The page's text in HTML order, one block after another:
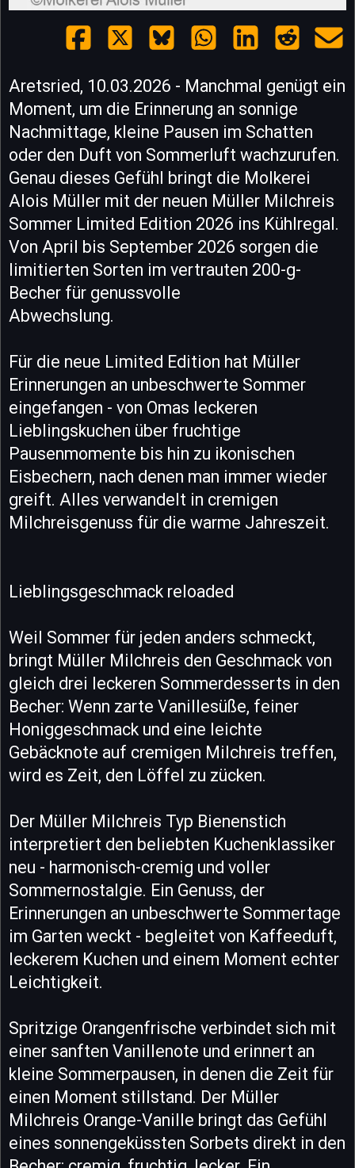
Aretsried, 10.03.2026 - Manchmal genügt ein
Moment, um die Erinnerung an sonnige
Nachmittage, kleine Pausen im Schatten
oder den Duft von Sommerluft wachzurufen.
Genau dieses Gefühl bringt die Molkerei
Alois Müller mit der neuen Müller Milchreis
Sommer Limited Edition 2026 ins Kühlregal.
Von April bis September 2026 sorgen die
limitierten Sorten im vertrauten 200-g-
Becher für genussvolle
Abwechslung.
Für die neue Limited Edition hat Müller
Erinnerungen an unbeschwerte Sommer
eingefangen - von Omas leckeren
Lieblingskuchen über fruchtige
Pausenmomente bis hin zu ikonischen
Eisbechern, nach denen man immer wieder
greift. Alles verwandelt in cremigen
Milchreisgenuss für die warme Jahreszeit.
Lieblingsgeschmack reloaded
Weil Sommer für jeden anders schmeckt,
bringt Müller Milchreis den Geschmack von
gleich drei leckeren Sommerdesserts in den
Becher: Wenn zarte Vanillesüße, feiner
Honiggeschmack und eine leichte
Gebäcknote auf cremigen Milchreis treffen,
wird es Zeit, den Löffel zu zücken.
Der Müller Milchreis Typ Bienenstich
interpretiert den beliebten Kuchenklassiker
neu - harmonisch-cremig und voller
Sommernostalgie. Ein Genuss, der
Erinnerungen an unbeschwerte Sommertage
im Garten weckt - begleitet von Kaffeeduft,
leckerem Kuchen und einem Moment echter
Leichtigkeit.
Spritzige Orangenfrische verbindet sich mit
einer sanften Vanillenote und erinnert an
kleine Sommerpausen, in denen die Zeit für
einen Moment stillstand. Der Müller
Milchreis Orange-Vanille bringt das Gefühl
eines sonnengeküssten Sorbets direkt in den